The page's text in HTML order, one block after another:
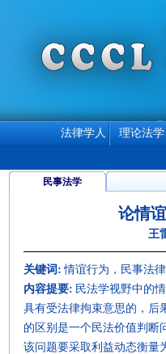
法律学人 理论法学
民事法学
论情
王
关键词: 情谊行为，民事法
内容提要: 民法学视野中的
具有受法律拘束意思的，后
的区别是一个民法价值判断
该问题要采取利益动态衡量